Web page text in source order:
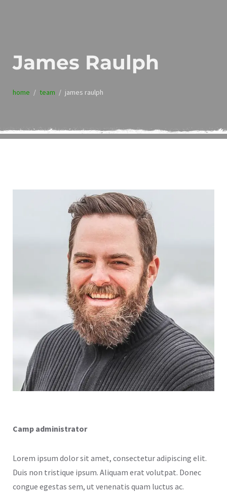
James Raulph
home team james raulph
Camp administrator
Lorem ipsum dolor sit amet, consectetur adipiscing elit.
Duis non tristique ipsum. Aliquam erat volutpat. Donec
congue egestas sem, ut venenatis quam luctus ac.